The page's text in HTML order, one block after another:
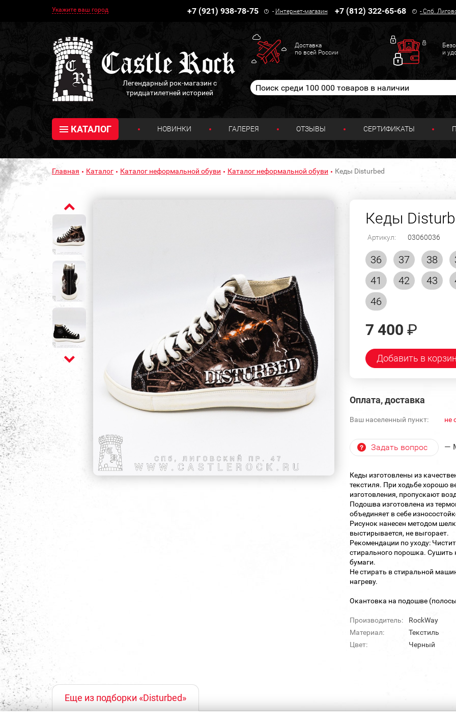
Укажите ваш город +7 (921) 938-78-75 - Интернет-магазин +7 (812) 322-65-68 -Спб.
Легендарный рок-магазин с
тридцатилетней историей
Доставка
по всей России
и
КАТАЛОГ НОВИНКИ ГАЛЕРЕЯ ОТЗЫВЫ СЕРТИФИКАТЫ
Главная Каталог Каталог неформальной обуви Каталог неформальной обуви Кеды Disturbed
Кеды
Артикул: 03060036
36 37 38
41
42 43
46
7 400 ₽
Добавить в
Оплата, доставка
Ваш населенный пункт: не
Задать вопрос —
Кеды изготовлены из
текстиля. При ходьбе хорошо
изготовления, пропускают
Подошва изготовлена из
объединяет в себе
Рисунок нанесен методом
выстирывается, не выгорает.
Рекомендации по уходу:
стирального порошка. Сушить
бумаги.
Не стирать в стиральной
нагреву.
Окантовка на подошве
Производитель:
RockWay
Материал:
Текстиль
Цвет:
Черный
Еще из подборки «Disturbed»